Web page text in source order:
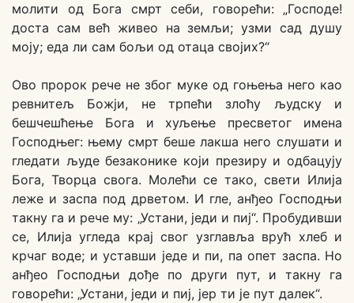
молити од Бога смрт себи, говорећи: „Господе!
доста сам већ живео на земљи; узми сад душу
моју; еда ли сам бољи од отаца својих?“
Ово пророк рече не због муке од гоњења него као
ревнитељ Божји, не трпећи злоћу људску и
бешчешћење Бога и хуљење пресветог имена
Господњег: њему смрт беше лакша него слушати и
гледати људе безаконике који презиру и одбацују
Бога, Творца свога. Молећи се тако, свети Илија
леже и заспа под дрветом. И гле, анђео Господњи
такну га и рече му: „Устани, једи и пиј“. Пробудивши
се, Илија угледа крај свог узглавља врућ хлеб и
крчаг воде; и уставши једе и пи, па опет заспа. Но
анђео Господњи дође по други пут, и такну га
говорећи: „Устани, једи и пиј, јер ти је пут далек“.